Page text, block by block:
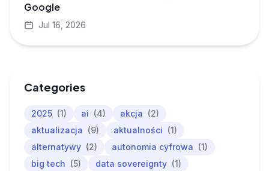
Google
Jul 16, 2026
Categories
2025 (1) ai (4) akcja (2)
aktualizacja (9) aktualności (1)
alternatywy (2) autonomia cyfrowa (1)
big tech (5) data sovereignty (1)